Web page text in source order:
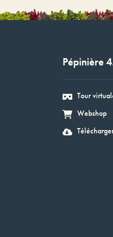
Pépinière
Tour
Webshop